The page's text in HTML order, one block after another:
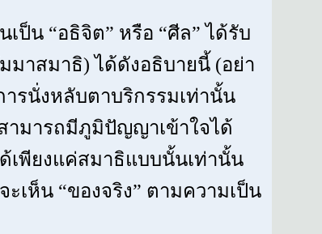
เป็น “อธิจิต” หรือ “ศีล” ได้รับ
มาสมาธิ) ได้ดังอธิบายนี้ (อย่า
ารนั่งหลับตาบริกรรมเท่านั้น
ามารถมีภูมิปัญญาเข้าใจได้
ด้เพียงแค่สมาธิแบบนั้นเท่านั้น
ะเห็น “ของจริง” ตามความเป็น